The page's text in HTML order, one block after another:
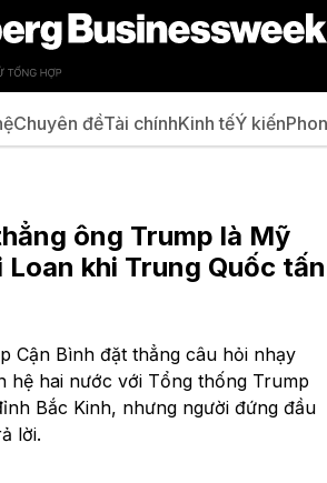
Chuyên đềTài chínhKinh tếÝ kiến
ông Trump là Mỹ
khi Trung Quốc tấn
Cận Bình đặt thẳng câu hỏi nhạy
hệ hai nước với Tổng thống Trump
Bắc Kinh, nhưng người đứng đầu
lời.